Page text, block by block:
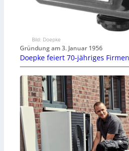
Bild: Doepke
Gründung am 3. Januar 1956
Doepke feiert 70-jähriges